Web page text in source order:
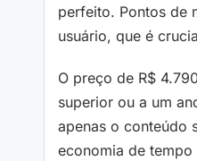
perfeito. Pontos de
usuário, que é
O preço de R$
superior ou a um
apenas o conteúdo
economia de